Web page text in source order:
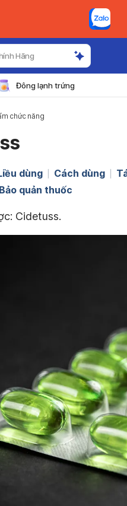
Hãng
Đông lạnh trứng
chức năng
dùng Cách dùng
Bảo quản thuốc
Cidetuss.